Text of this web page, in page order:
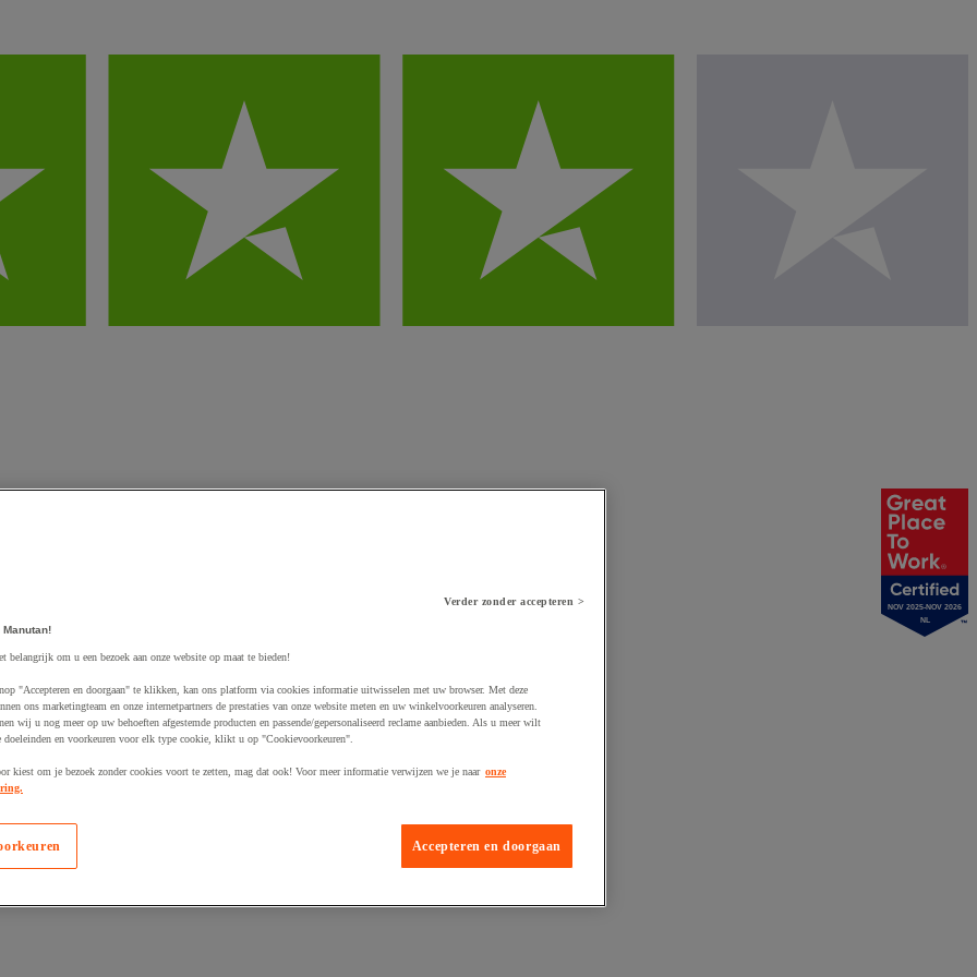
NOV 2025-NOV 2026
NL
Verder zonder accepteren >
belangrijk om u een bezoek aan onze website op maat te bieden!
"Accepteren en doorgaan" te klikken, kan ons platform via cookies informatie uitwisselen met uw browser. Met deze
ons marketingteam en onze internetpartners de prestaties van onze website meten en uw winkelvoorkeuren analyseren.
wij u nog meer op uw behoeften afgestemde producten en passende/gepersonaliseerd reclame aanbieden. Als u meer wilt
doeleinden en voorkeuren voor elk type cookie, klikt u op "Cookievoorkeuren".
kiest om je bezoek zonder cookies voort te zetten, mag dat ook! Voor meer informatie verwijzen we je naar onze
Accepteren en doorgaan